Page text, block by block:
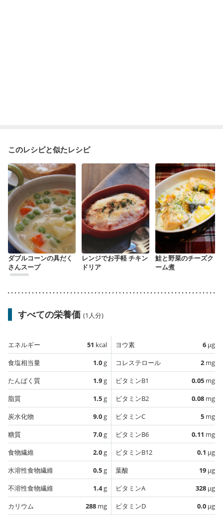
このレシピと似たレシピ
ダブルコーンの具だく
さんスープ
レンジでお手軽 チキン
ドリア
鮭と野菜のチーズクリ
ーム煮
すべての栄養価 (1人分)
エネルギー 51 kcal
食塩相当量
1.0g
たんぱく質
1.9g
脂質
1.5g
炭水化物
9.0g
糖質
7.0g
食物繊維
2.0g
水溶性食物繊維
0.5g
不溶性食物繊維
1.4g
カリウム
288 mg
ヨウ素 6 µg
コレステロール
2 mg
ビタミンB1
0.05 mg
ビタミンB2
0.08 mg
ビタミンC
5 mg
ビタミンB6
0.11 mg
ビタミンB12
0.1 µg
葉酸
19 µg
ビタミンA
328 µg
ビタミンD
0.0 µg